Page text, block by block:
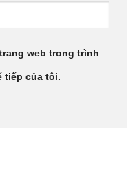
web trong trình
tiếp của tôi.